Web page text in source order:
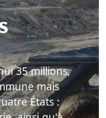
35 millions,
mais
États :